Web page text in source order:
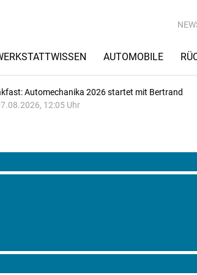
AUTOMOBILE
Automechanika 2026 startet mit Bertrand
12:05 Uhr